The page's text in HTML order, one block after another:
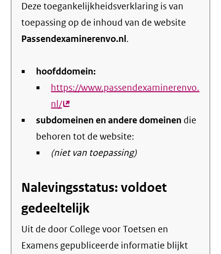
Deze toegankelijkheidsverklaring is van
toepassing op de inhoud van de website
Passendexaminerenvo.nl.
hoofddomein:
https://www.passendexaminerenvo.
nl/(externe
link)
subdomeinen en andere domeinen die
behoren tot de website:
(niet van toepassing)
Nalevingsstatus: voldoet
gedeeltelijk
Uit de door College voor Toetsen en
Examens gepubliceerde informatie blijkt